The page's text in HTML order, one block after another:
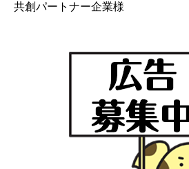
共創パートナー企業様